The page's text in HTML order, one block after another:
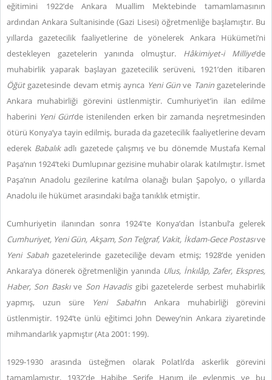
eğitimini 1922’de Ankara Muallim Mektebinde tamamlamasının
ardından Ankara Sultanisinde (Gazi Lisesi) öğretmenliğe başlamıştır. Bu
yıllarda gazetecilik faaliyetlerine de yönelerek Ankara Hükümeti’ni
destekleyen gazetelerin yanında olmuştur. Hâkimiyet-i Milliye’de
muhabirlik yaparak başlayan gazetecilik serüveni, 1921’den itibaren
Öğütgazetesinde devam etmiş ayrıca Yeni Gün ve Taningazetelerinde
Ankara muhabirliği görevini üstlenmiştir. Cumhuriyet’in ilan edilme
haberini Yeni Gün’de istenilenden erken bir zamanda neşretmesinden
ötürü Konya’ya tayin edilmiş, burada da gazetecilik faaliyetlerine devam
ederek Babalıkadlı gazetede çalışmış ve bu dönemde Mustafa Kemal
Paşa’nın 1924’teki Dumlupınar gezisine muhabir olarak katılmıştır. İsmet
Paşa’nın Anadolu gezilerine katılma olanağı bulan Şapolyo, o yıllarda
Anadolu ile hükümet arasındaki bağa tanıklık etmiştir.
Cumhuriyetin ilanından sonra 1924'te Konya’dan İstanbul’a gelerek
Cumhuriyet, Yeni Gün, Akşam, Son Telgraf, Vakit, İkdam-Gece Postasıve
Yeni Sabahgazetelerinde gazeteciliğe devam etmiş; 1928’de yeniden
Ankara’ya dönerek öğretmenliğin yanında Ulus, İnkılâp, Zafer, Ekspres,
Haber, Son Baskıve Son Havadisgibi gazetelerde serbest muhabirlik
yapmış, uzun süre Yeni Sabah’ın Ankara muhabirliği görevini
üstlenmiştir. 1924’te ünlü eğitimci John Dewey’nin Ankara ziyaretinde
mihmandarlık yapmıştır (Ata 2001: 199).
1929-1930 arasında üsteğmen olarak Polatlı’da askerlik görevini
tamamlamıştır. 1932’de Habibe Şerife Hanım ile evlenmiş ve bu